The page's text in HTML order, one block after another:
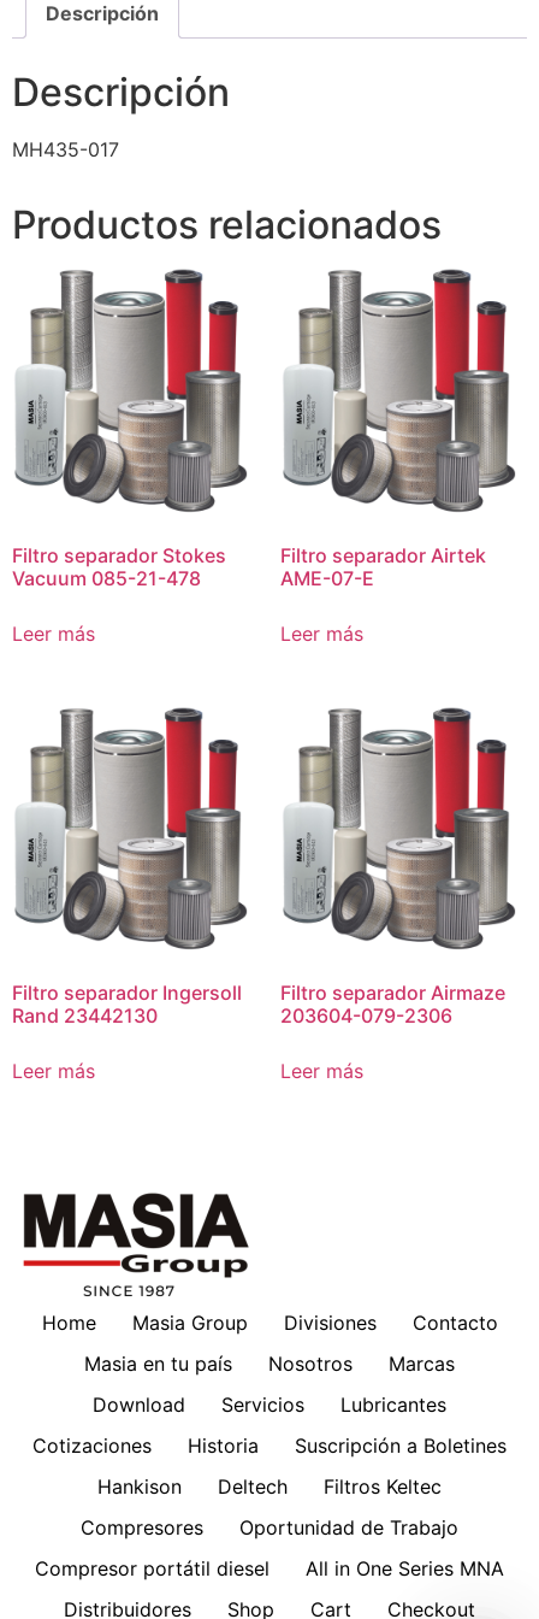
Descripción
Descripción
MH435-017
Productos relacionados
Filtro separador Stokes
Vacuum 085-21-478
Leer más
Filtro separador Airtek
AME-07-E
Leer más
Filtro separador Ingersoll
Rand 23442130
Leer más
Filtro separador Airmaze
203604-079-2306
Leer más
Home Masia Group Divisiones
Contacto
Masia en tu país
Nosotros
Marcas
Download
Servicios
Lubricantes
Cotizaciones
Historia
Suscripción a Boletines
Hankison
Deltech
Filtros Keltec
Compresores
Oportunidad de Trabajo
Compresor portátil diesel
All in One Series MNA
Distribuidores
Shop Cart Checkout